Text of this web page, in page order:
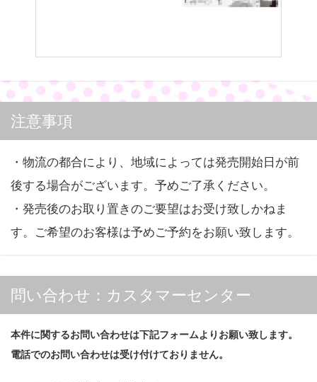
注意事項
・物流の都合により、地域によっては発売開始日が前
後する場合がございます。予めご了承ください。
・発売後のお取り置きのご要望はお受け致しかねま
す。ご希望のお客様は予めご予約をお願い致します。
問い合わせ：カスタマーセンター
本件に関するお問い合わせは下記フォームよりお願い致します。
電話でのお問い合わせは受け付けておりません。